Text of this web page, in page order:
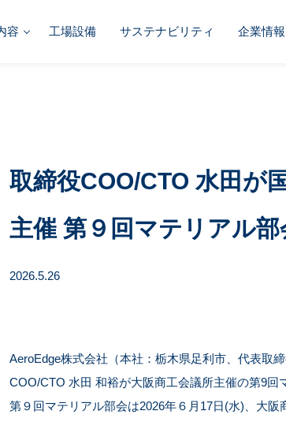
容 工場設備 サステナビリティ 企業情報
取締役COO/CTO 水田が
主催 第９回マテリアル
2026.5.26
AeroEdge株式会社（本社：栃木県足利市、代表取
COO/CTO 水田 和裕が大阪商工会議所主催の第9回
第９回マテリアル部会は2026年６月17日(水)、大阪